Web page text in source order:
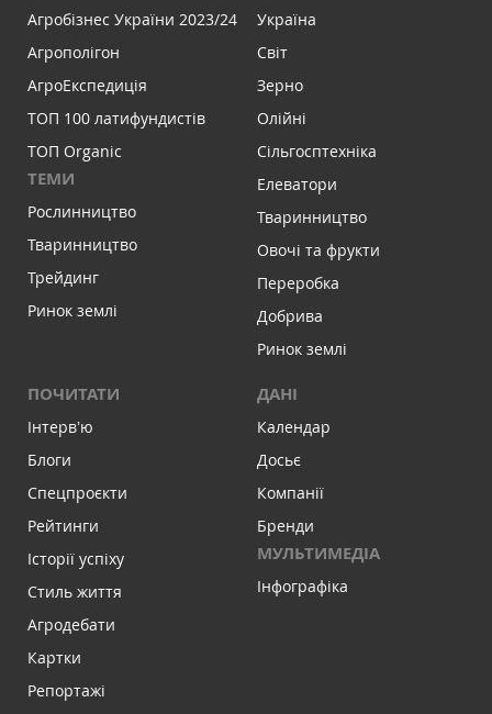
Агробізнес України 2023/24
Агрополігон
АгроЕкспедиція
ТОП 100 латифундистів
ТОП Organic
ТЕМИ
Рослинництво
Тваринництво
Трейдинг
Ринок землі
Україна
Світ
Зерно
Олійні
Сільгосптехніка
Елеватори
Тваринництво
Овочі та фрукти
Переробка
Добрива
Ринок землі
ПОЧИТАТИ
Інтервʼю
Блоги
Спецпроєкти
Рейтинги
Історії успіху
Стиль життя
Агродебати
Картки
Репортажі
ДАНІ
Календар
Досьє
Компанії
Бренди
МУЛЬТИМЕДІА
Інфографіка